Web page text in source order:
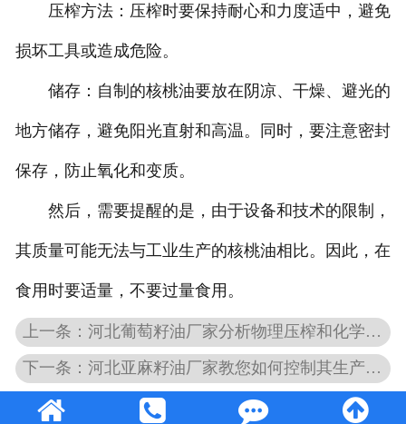
压榨方法：压榨时要保持耐心和力度适中，避免
损坏工具或造成危险。
储存：自制的核桃油要放在阴凉、干燥、避光的
地方储存，避免阳光直射和高温。同时，要注意密封
保存，防止氧化和变质。
然后，需要提醒的是，由于设备和技术的限制，
其质量可能无法与工业生产的核桃油相比。因此，在
食用时要适量，不要过量食用。
上一条：河北葡萄籽油厂家分析物理压榨和化学提取的区别
下一条：河北亚麻籽油厂家教您如何控制其生产温度